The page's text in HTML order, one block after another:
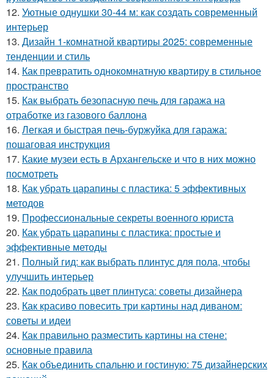
12. Уютные однушки 30-44 м: как создать современный
интерьер
13. Дизайн 1-комнатной квартиры 2025: современные
тенденции и стиль
14. Как превратить однокомнатную квартиру в стильное
пространство
15. Как выбрать безопасную печь для гаража на
отработке из газового баллона
16. Легкая и быстрая печь-буржуйка для гаража:
пошаговая инструкция
17. Какие музеи есть в Архангельске и что в них можно
посмотреть
18. Как убрать царапины с пластика: 5 эффективных
методов
19. Профессиональные секреты военного юриста
20. Как убрать царапины с пластика: простые и
эффективные методы
21. Полный гид: как выбрать плинтус для пола, чтобы
улучшить интерьер
22. Как подобрать цвет плинтуса: советы дизайнера
23. Как красиво повесить три картины над диваном:
советы и идеи
24. Как правильно разместить картины на стене:
основные правила
25. Как объединить спальню и гостиную: 75 дизайнерских